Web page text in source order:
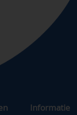
Informatie